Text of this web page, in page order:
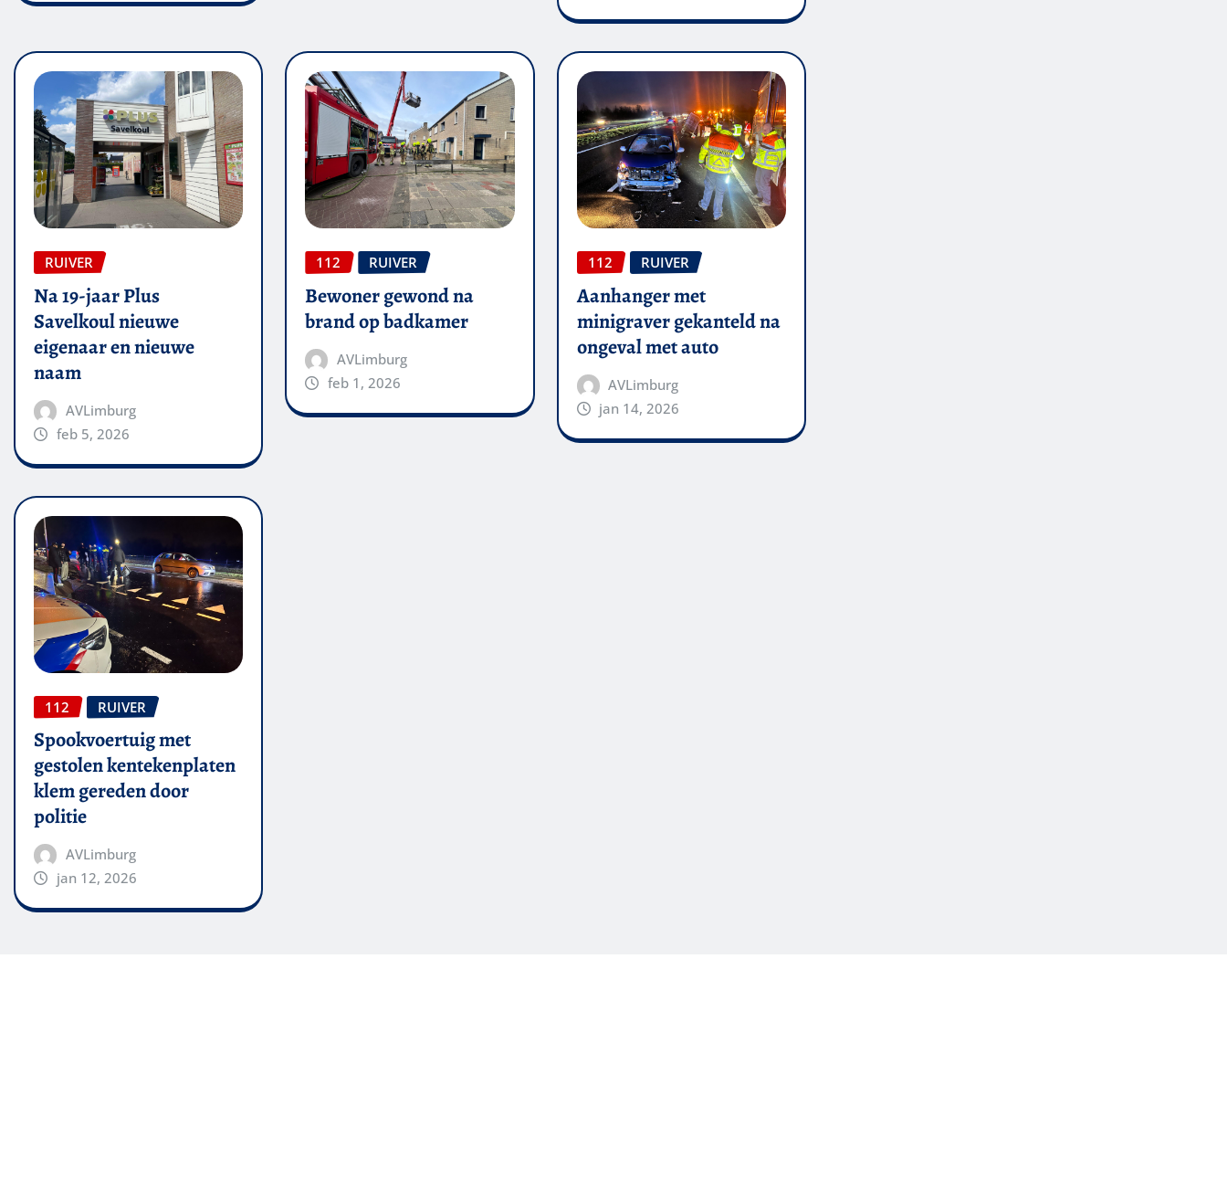
RUIVER
Na 19-jaar Plus
Savelkoul nieuwe
eigenaar en nieuwe
naam
AVLimburg
feb 5, 2026
112 RUIVER
Bewoner gewond na
brand op badkamer
AVLimburg
feb 1, 2026
112 RUIVER
Aanhanger met
minigraver gekanteld na
ongeval met auto
AVLimburg
jan 14, 2026
112 RUIVER
Spookvoertuig met
gestolen kentekenplaten
klem gereden door
politie
AVLimburg
jan 12, 2026